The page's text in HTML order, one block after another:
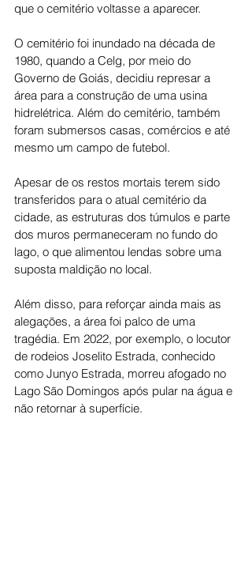
que o cemitério voltasse a aparecer.
O cemitério foi inundado na década de
1980, quando a Celg, por meio do
Governo de Goiás, decidiu represar a
área para a construção de uma usina
hidrelétrica. Além do cemitério, também
foram submersos casas, comércios e até
mesmo um campo de futebol.
Apesar de os restos mortais terem sido
transferidos para o atual cemitério da
cidade, as estruturas dos túmulos e parte
dos muros permaneceram no fundo do
lago, o que alimentou lendas sobre uma
suposta maldição no local.
Além disso, para reforçar ainda mais as
alegações, a área foi palco de uma
tragédia. Em 2022, por exemplo, o locutor
de rodeios Joselito Estrada, conhecido
como Junyo Estrada, morreu afogado no
Lago São Domingos após pular na água e
não retornar à superfície.